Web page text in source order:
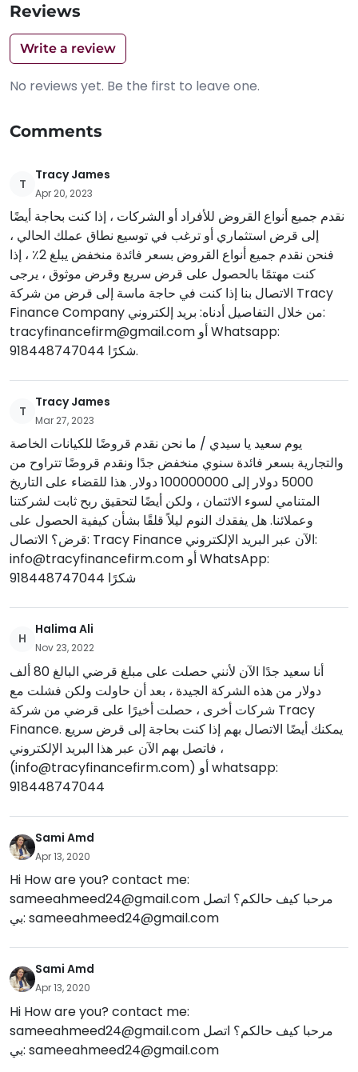
Reviews
Write a review
No reviews yet. Be the first to leave one.
Comments
T
Tracy James
Apr 20, 2023
نقدم جميع أنواع القروض للأفراد أو الشركات ، إذا كنت بحاجة أيضًا
إلى قرض استثماري أو ترغب في توسيع نطاق عملك الحالي ،
فنحن نقدم جميع أنواع القروض بسعر فائدة منخفض يبلغ 2٪ ، إذا
كنت مهتمًا بالحصول على قرض سريع وقرض موثوق ، يرجى
الاتصال بنا إذا كنت في حاجة ماسة إلى قرض من شركة Tracy
Finance Company من خلال التفاصيل أدناه: بريد إلكتروني:
tracyfinancefirm@gmail.com
918448747044 شكرًا.
T
Tracy James
Mar 27, 2023
يوم سعيد يا سيدي / ما نحن نقدم قروضًا للكيانات الخاصة
والتجارية بسعر فائدة سنوي منخفض جدًا ونقدم قروضًا تتراوح من
5000 دولار إلى 100000000 دولار. هذا للقضاء على التاريخ
المتنامي لسوء الائتمان ، ولكن أيضًا لتحقيق ربح ثابت لشركتنا
وعملائنا. هل يفقدك النوم ليلاً قلقًا بشأن كيفية الحصول على
قرض؟ الاتصال: Tracy Finance الآن عبر البريد الإلكتروني:
info@tracyfinancefirm.com
918448747044 شكرًا
H
Halima Ali
Nov 23, 2022
أنا سعيد جدًا الآن لأنني حصلت على مبلغ قرضي البالغ 80 ألف
دولار من هذه الشركة الجيدة ، بعد أن حاولت ولكن فشلت مع
شركات أخرى ، حصلت أخيرًا على قرضي من شركة Tracy
Finance. يمكنك أيضًا الاتصال بهم إذا كنت بحاجة إلى قرض سريع
، فاتصل بهم الآن عبر هذا البريد الإلكتروني
(info@tracyfinancefirm.com) أو whatsapp:
918448747044
Sami Amd
Apr 13, 2020
Hi How are you? contact me:
sameeahmeed24@gmail.com
بي: sameeahmeed24@gmail.com
Sami Amd
Apr 13, 2020
Hi How are you? contact me:
sameeahmeed24@gmail.com
بي: sameeahmeed24@gmail.com